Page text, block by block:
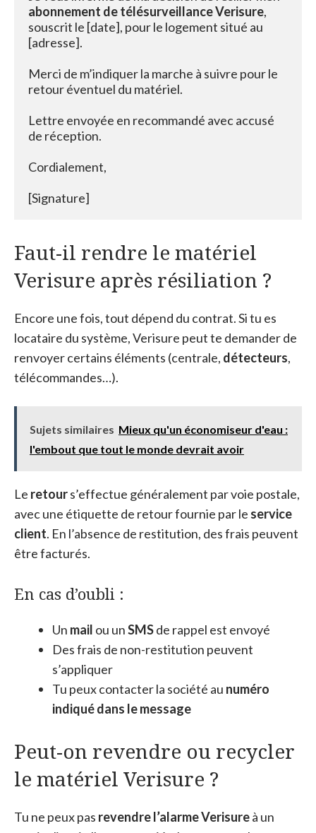
abonnement de télésurveillance Verisure,
souscrit le [date], pour le logement situé au
[adresse].
Merci de m’indiquer la marche à suivre pour le
retour éventuel du matériel.
Lettre envoyée en recommandé avec accusé
de réception.
Cordialement,
Faut-il rendre le matériel
Verisure après résiliation ?
Encore une fois, tout dépend du contrat. Si tu es
locataire du système, Verisure peut te demander de
renvoyer certains éléments (centrale, détecteurs,
télécommandes…).
Sujets similaires Mieux qu'un économiseur d'eau :
l'embout que tout le monde devrait avoir
Le retours’effectue généralement par voie postale,
avec une étiquette de retour fournie par le service
client. En l’absence de restitution, des frais peuvent
être facturés.
En cas d’oubli :
Un mail ou unSMSde rappel est envoyé
Des frais de non-restitution peuvent
s’appliquer
Tu peux contacter la société au numéro
indiqué dans le message
Peut-on revendre ou recycler
le matériel Verisure ?
Tu ne peux pas revendre l’alarme Verisureà un